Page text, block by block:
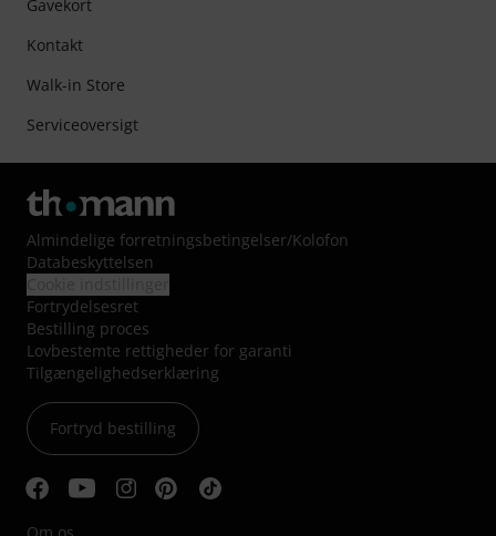
Gavekort
Kontakt
Walk-in Store
Serviceoversigt
Almindelige forretningsbetingelser/Kolofon
Databeskyttelsen
Fortrydelsesret
Bestilling proces
Lovbestemte rettigheder for garanti
Tilgængelighedserklæring
Fortryd bestilling